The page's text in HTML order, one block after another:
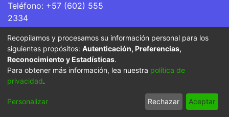
Teléfono: +57 (602) 555
2334
ventanillaunica@icesi.edu.co
La Universidad Icesi es una Institución de Educación
Superior que se encuentra sujeta a inspección y vigilancia
por parte del Ministerio de Educación Nacional.
Cookie
End User
Agreement
Send
Feedback
Recopilamos y procesamos su información personal para los
siguientes propósitos: Autenticación, Preferencias,
Reconocimiento y Estadísticas.
Para obtener más información, lea nuestra política de
privacidad.
Personalizar Rechazar Aceptar